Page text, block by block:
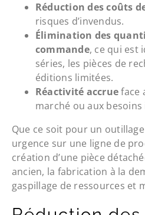
Réduction des coûts
risques d’invendus.
Élimination des
commande, ce qui est
séries, les pièces de
éditions limitées.
Réactivité accrueface
marché ou aux
Que ce soit pour un
urgence sur une ligne de
création d’une pièce
ancien, la fabrication à la
gaspillage de ressources et